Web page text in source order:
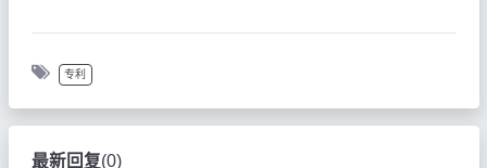
专利
最新回复(0)